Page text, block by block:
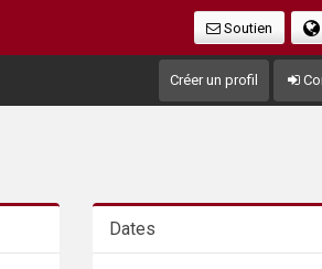
Soutien
Créer un profil
Dates